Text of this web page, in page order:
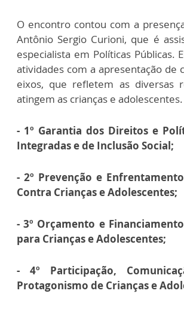
O encontro contou com a
Antônio Sergio Curioni, que é
especialista em Políticas Públicas.
atividades com a apresentação de
eixos, que refletem as diversas
atingem as crianças e
- 1º Garantia dos Direitos e
Integradas e de Inclusão Social;
- 2º Prevenção e
Contra Crianças e Adolescentes;
- 3º Orçamento e
para Crianças e Adolescentes;
- 4º Participação,
Protagonismo de Crianças e